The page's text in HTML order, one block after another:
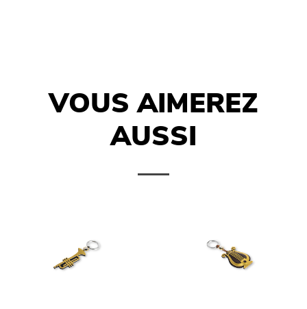
VOUS AIMEREZ
AUSSI